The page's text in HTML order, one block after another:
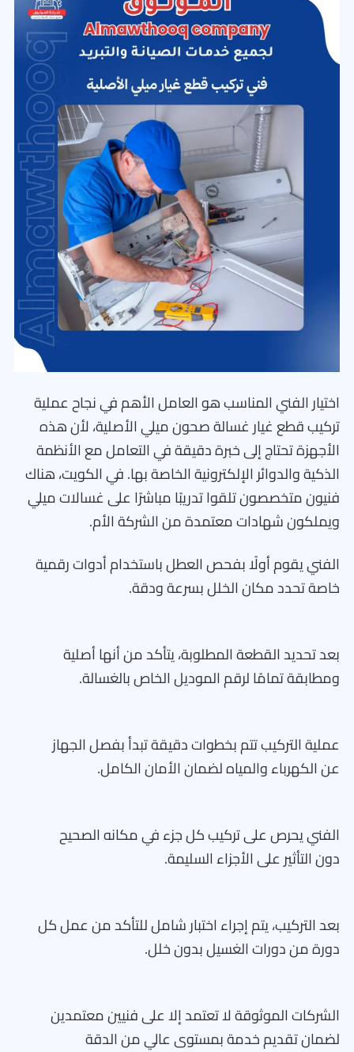
اختيار الفني المناسب هو العامل الأهم في نجاح عملية
تركيب قطع غيار غسالة صحون ميلي الأصلية، لأن هذه
الأجهزة تحتاج إلى خبرة دقيقة في التعامل مع الأنظمة
الذكية والدوائر الإلكترونية الخاصة بها. في الكويت، هناك
فنيون متخصصون تلقوا تدريبًا مباشرًا على غسالات ميلي
ويملكون شهادات معتمدة من الشركة الأم.
الفني يقوم أولًا بفحص العطل باستخدام أدوات رقمية
خاصة تحدد مكان الخلل بسرعة ودقة.
بعد تحديد القطعة المطلوبة، يتأكد من أنها أصلية
ومطابقة تمامًا لرقم الموديل الخاص بالغسالة.
عملية التركيب تتم بخطوات دقيقة تبدأ بفصل الجهاز
عن الكهرباء والمياه لضمان الأمان الكامل.
الفني يحرص على تركيب كل جزء في مكانه الصحيح
دون التأثير على الأجزاء السليمة.
بعد التركيب، يتم إجراء اختبار شامل للتأكد من عمل كل
دورة من دورات الغسيل بدون خلل.
الشركات الموثوقة لا تعتمد إلا على فنيين معتمدين
لضمان تقديم خدمة بمستوى عالي من الدقة